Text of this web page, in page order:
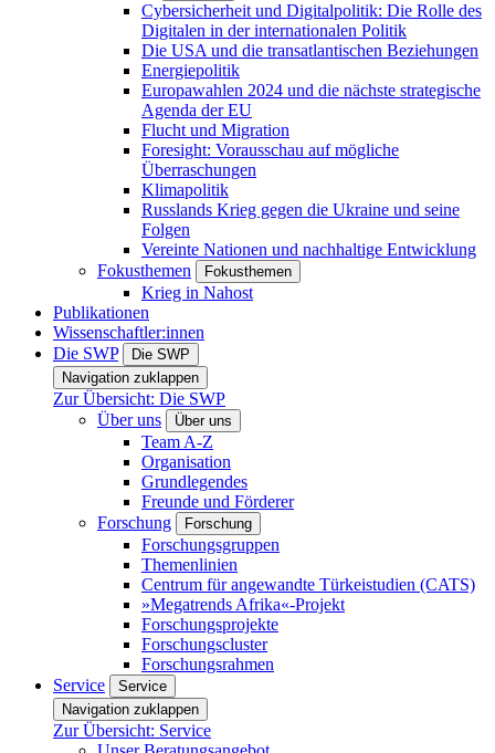
Cybersicherheit und Digitalpolitik: Die Rolle des
Digitalen in der internationalen Politik
Die USA und die transatlantischen Beziehungen
Energiepolitik
Europawahlen 2024 und die nächste strategische
Agenda der EU
Flucht und Migration
Foresight: Vorausschau auf mögliche
Überraschungen
Klimapolitik
Russlands Krieg gegen die Ukraine und seine
Folgen
Vereinte Nationen und nachhaltige Entwicklung
Fokusthemen
Fokusthemen
Krieg in Nahost
Publikationen
Wissenschaftler:innen
Die SWP
Die SWP
Navigation zuklappen
Zur Übersicht: Die SWP
Über uns
Über uns
Team A-Z
Organisation
Grundlegendes
Freunde und Förderer
Forschung
Forschung
Forschungsgruppen
Themenlinien
Centrum für angewandte Türkeistudien (CATS)
»Megatrends Afrika«-Projekt
Forschungsprojekte
Forschungscluster
Forschungsrahmen
Service
Service
Navigation zuklappen
Zur Übersicht: Service